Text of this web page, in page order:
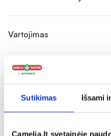
Sutikimas Išsami
Camelia.lt svetainėje
Vartojimas
Atsiliepimai